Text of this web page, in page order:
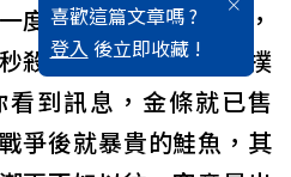
喜歡這篇文章嗎 ?
登入 後立即收藏 !
度的「黑五購物節」，
殺，成最大話題，讓撲
到訊息，金條就已售
爭後就暴貴的鮭魚，其